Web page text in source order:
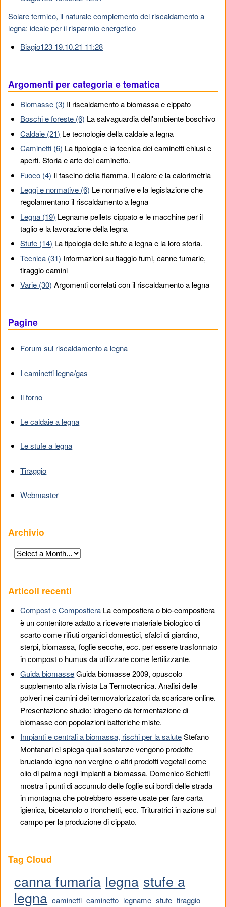
Solare termico, il naturale complemento del riscaldamento a
legna: ideale per il risparmio energetico
Biagio123 19.10.21 11:28
Argomenti per categoria e tematica
Biomasse (3) Il riscaldamento a biomassa e cippato
Boschi e foreste (6) La salvaguardia dell'ambiente boschivo
Caldaie (21) Le tecnologie della caldaie a legna
Caminetti (6) La tipologia e la tecnica dei caminetti chiusi e
aperti. Storia e arte del caminetto.
Fuoco (4) Il fascino della fiamma. Il calore e la calorimetria
Leggi e normative (6) Le normative e la legislazione che
regolamentano il riscaldamento a legna
Legna (19) Legname pellets cippato e le macchine per il
taglio e la lavorazione della legna
Stufe (14) La tipologia delle stufe a legna e la loro storia.
Tecnica (31) Informazioni su tiaggio fumi, canne fumarie,
tiraggio camini
Varie (30) Argomenti correlati con il riscaldamento a legna
Pagine
Forum sul riscaldamento a legna
I caminetti legna/gas
Il forno
Le caldaie a legna
Le stufe a legna
Tiraggio
Webmaster
Archivio
Articoli recenti
Compost e Compostiera La compostiera o bio-compostiera
è un contenitore adatto a ricevere materiale biologico di
scarto come rifiuti organici domestici, sfalci di giardino,
sterpi, biomassa, foglie secche, ecc. per essere trasformato
in compost o humus da utilizzare come fertilizzante.
Guida biomasseGuida biomasse 2009, opuscolo
supplemento alla rivista La Termotecnica. Analisi delle
polveri nei camini dei termovalorizzatori da scaricare online.
Presentazione studio: idrogeno da fermentazione di
biomasse con popolazioni batteriche miste.
Impianti e centrali a biomassa, rischi per la saluteStefano
Montanari ci spiega quali sostanze vengono prodotte
bruciando legno non vergine o altri prodotti vegetali come
olio di palma negli impianti a biomassa. Domenico Schietti
mostra i punti di accumulo delle foglie sui bordi delle strada
in montagna che potrebbero essere usate per fare carta
igienica, bioetanolo o tronchetti, ecc. Trituratrici in azione sul
campo per la produzione di cippato.
Tag Cloud
canna fumaria legna stufe a
legna caminetti caminetto legname stufe tiraggio